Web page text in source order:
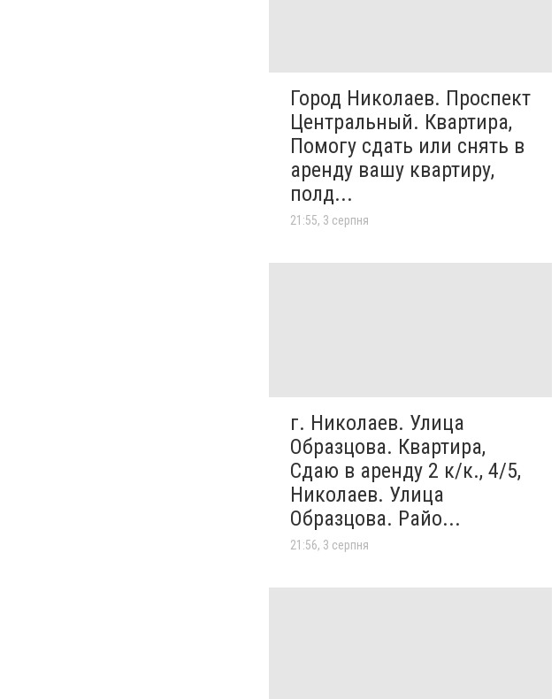
Город Николаев. Проспект
Центральный. Квартира,
Помогу сдать или снять в
аренду вашу квартиру,
полд...
21:55, 3 серпня
г. Николаев. Улица
Образцова. Квартира,
Сдаю в аренду 2 к/к., 4/5,
Николаев. Улица
Образцова. Райо...
21:56, 3 серпня